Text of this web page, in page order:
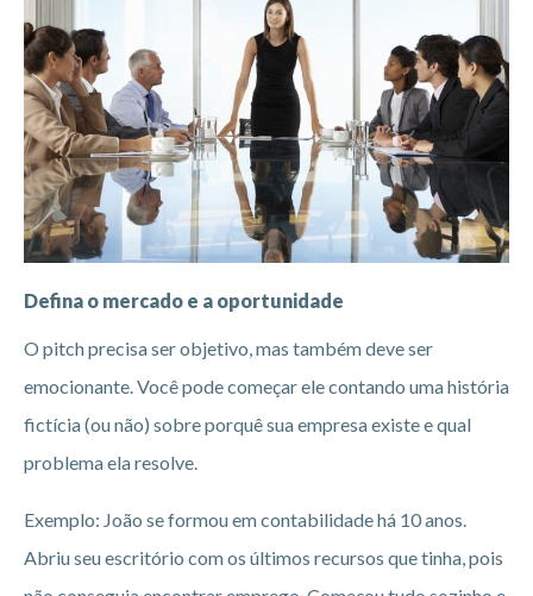
Defina o mercado e a oportunidade
O pitch precisa ser objetivo, mas também deve ser
emocionante. Você pode começar ele contando uma história
fictícia (ou não) sobre porquê sua empresa existe e qual
problema ela resolve.
Exemplo: João se formou em contabilidade há 10 anos.
Abriu seu escritório com os últimos recursos que tinha, pois